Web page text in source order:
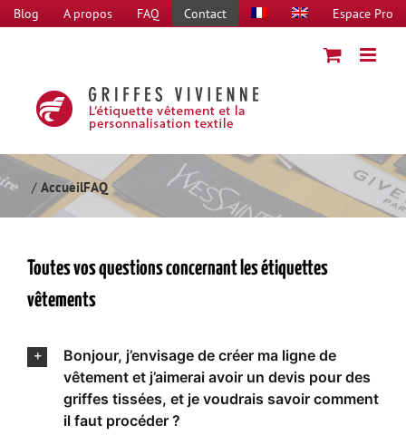
Passer
au
Blog A propos FAQ Contact Espace Pro
AccueilFAQ
Toutes vos questions concernant les étiquettes
vêtements
Bonjour, j’envisage de créer ma ligne de
vêtement et j’aimerai avoir un devis pour des
griffes tissées, et je voudrais savoir comment
il faut procéder ?